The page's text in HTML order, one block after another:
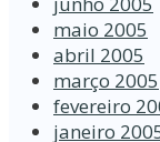
maio 2005
abril 2005
março 2005
fevereiro
janeiro